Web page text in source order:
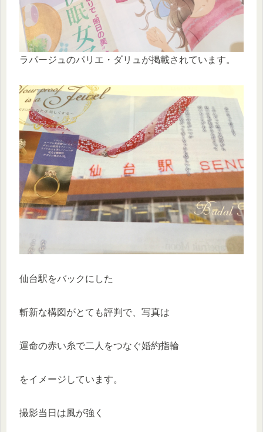
ラパージュのパリエ・ダリュが掲載されています。
仙台駅をバックにした
斬新な構図がとても評判で、写真は
運命の赤い糸で二人をつなぐ婚約指輪
をイメージしています。
撮影当日は風が強く